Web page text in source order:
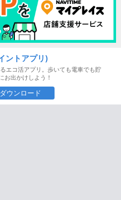
ントアプリ)
エコ活アプリ。歩いても電車でも貯
お出かけしよう！
ウンロード